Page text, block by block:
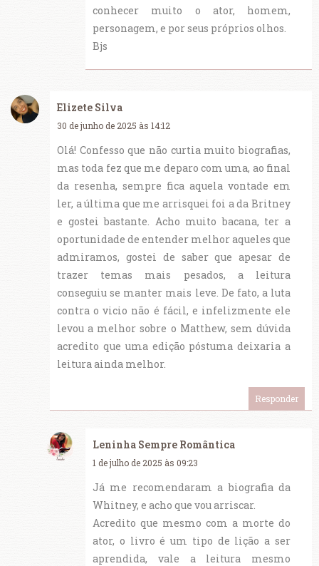
conhecer muito o ator, homem,
personagem, e por seus próprios olhos.
Bjs
Elizete Silva
30 de junho de 2025 às 14:12
Olá! Confesso que não curtia muito biografias,
mas toda fez que me deparo com uma, ao final
da resenha, sempre fica aquela vontade em
ler, a última que me arrisquei foi a da Britney
e gostei bastante. Acho muito bacana, ter a
oportunidade de entender melhor aqueles que
admiramos, gostei de saber que apesar de
trazer temas mais pesados, a leitura
conseguiu se manter mais leve. De fato, a luta
contra o vicio não é fácil, e infelizmente ele
levou a melhor sobre o Matthew, sem dúvida
acredito que uma edição póstuma deixaria a
leitura ainda melhor.
Responder
Leninha Sempre Romântica
1 de julho de 2025 às 09:23
Já me recomendaram a biografia da
Whitney, e acho que vou arriscar.
Acredito que mesmo com a morte do
ator, o livro é um tipo de lição a ser
aprendida, vale a leitura mesmo